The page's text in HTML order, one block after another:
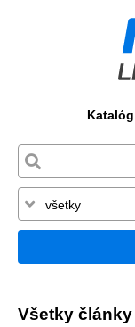
Katalóg
Všetky články